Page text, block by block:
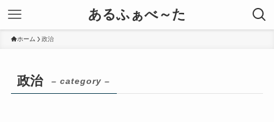
あるふぁべ～た
ホーム 政治
政治 – category –